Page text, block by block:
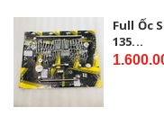
Full Ốc
135...